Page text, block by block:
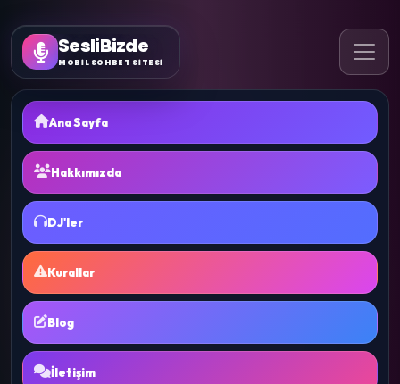
SesliBizde
MOBİL SOHBET SİTESİ
Ana Sayfa
Hakkımızda
DJ'ler
Kurallar
Blog
İletişim